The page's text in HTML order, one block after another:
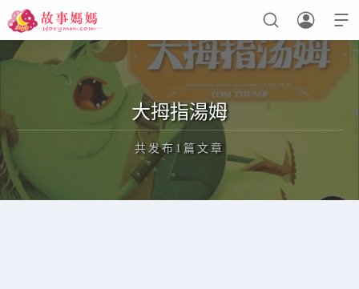



查看教程
大拇指湯姆
共发布1篇文章